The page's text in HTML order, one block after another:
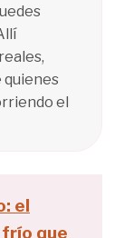
quienes
el
el
que